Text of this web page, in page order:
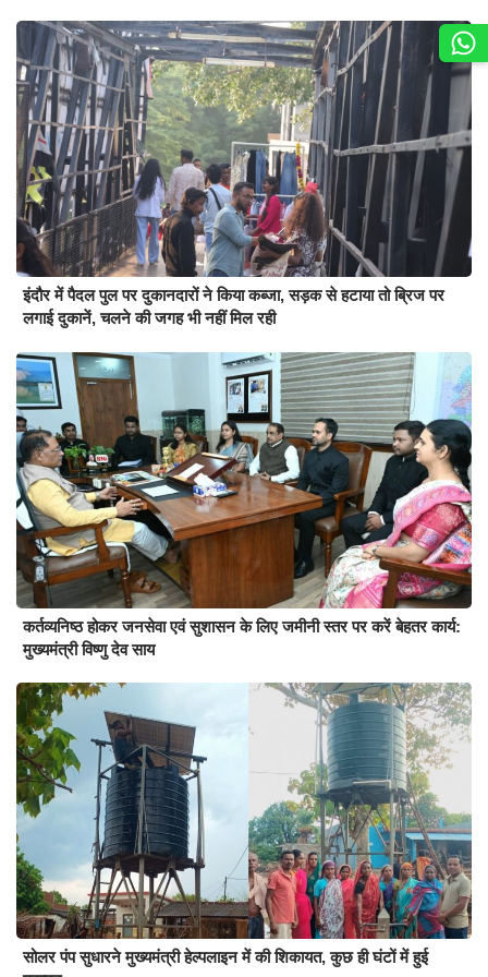
इंदौर में पैदल पुल पर दुकानदारों ने किया कब्जा, सड़क से हटाया तो ब्रिज पर
लगाई दुकानें, चलने की जगह भी नहीं मिल रही
कर्तव्यनिष्ठ होकर जनसेवा एवं सुशासन के लिए जमीनी स्तर पर करें बेहतर कार्य:
मुख्यमंत्री विष्णु देव साय
सोलर पंप सुधारने मुख्यमंत्री हेल्पलाइन में की शिकायत, कुछ ही घंटों में हुई